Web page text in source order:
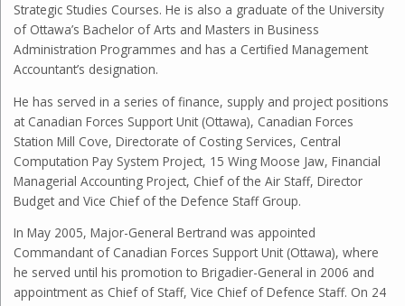
Strategic Studies Courses. He is also a graduate of the University
of Ottawa’s Bachelor of Arts and Masters in Business
Administration Programmes and has a Certified Management
Accountant’s designation.
He has served in a series of finance, supply and project positions
at Canadian Forces Support Unit (Ottawa), Canadian Forces
Station Mill Cove, Directorate of Costing Services, Central
Computation Pay System Project, 15 Wing Moose Jaw, Financial
Managerial Accounting Project, Chief of the Air Staff, Director
Budget and Vice Chief of the Defence Staff Group.
In May 2005, Major-General Bertrand was appointed
Commandant of Canadian Forces Support Unit (Ottawa), where
he served until his promotion to Brigadier-General in 2006 and
appointment as Chief of Staff, Vice Chief of Defence Staff. On 24